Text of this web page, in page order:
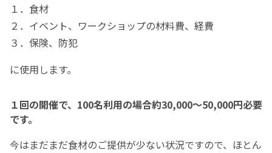
１．食材
２．イベント、ワークショップの材料費、経費
３．保険、防犯
に使用します。
１回の開催で、100名利用の場合約30,000～50,000円必要
です。
今はまだまだ食材のご提供が少ない状況ですので、ほとん